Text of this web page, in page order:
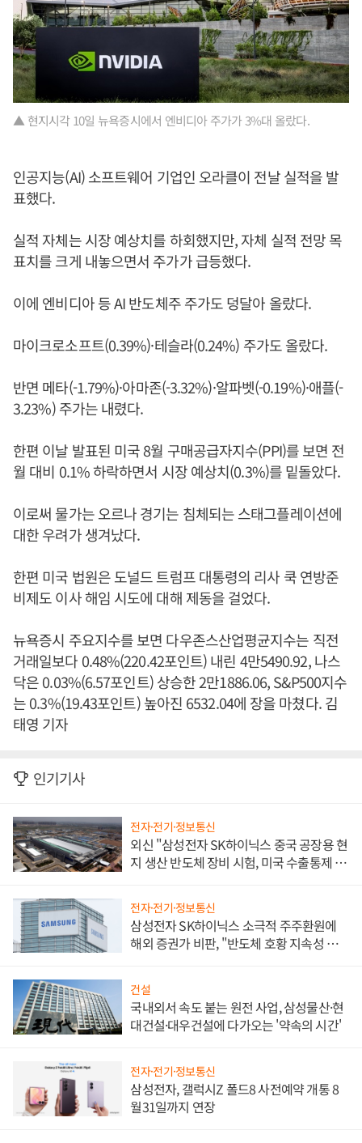
▲ 현지시각 10일 뉴욕증시에서 엔비디아 주가가 3%대 올랐다.
인공지능(AI) 소프트웨어 기업인 오라클이 전날 실적을 발
표했다.
실적 자체는 시장 예상치를 하회했지만, 자체 실적 전망 목
표치를 크게 내놓으면서 주가가 급등했다.
이에 엔비디아 등 AI 반도체주 주가도 덩달아 올랐다.
마이크로소프트(0.39%)·테슬라(0.24%) 주가도 올랐다.
반면 메타(-1.79%)·아마존(-3.32%)·알파벳(-0.19%)·애플(-
3.23%) 주가는 내렸다.
한편 이날 발표된 미국 8월 구매공급자지수(PPI)를 보면 전
월 대비 0.1% 하락하면서 시장 예상치(0.3%)를 밑돌았다.
이로써 물가는 오르나 경기는 침체되는 스태그플레이션에
대한 우려가 생겨났다.
한편 미국 법원은 도널드 트럼프 대통령의 리사 쿡 연방준
비제도 이사 해임 시도에 대해 제동을 걸었다.
뉴욕증시 주요지수를 보면 다우존스산업평균지수는 직전
거래일보다 0.48%(220.42포인트) 내린 4만5490.92, 나스
닥은 0.03%(6.57포인트) 상승한 2만1886.06, S&P500지수
는 0.3%(19.43포인트) 높아진 6532.04에 장을 마쳤다. 김
태영 기자
인기기사
전자·전기·정보통신
외신 "삼성전자 SK하이닉스 중국 공장용 현
지 생산 반도체 장비 시험, 미국 수출통제 대
전자·전기·정보통신
삼성전자 SK하이닉스 소극적 주주환원에
해외 증권가 비판, "반도체 호황 지속성 의
건설
국내외서 속도 붙는 원전 사업, 삼성물산·현
대건설·대우건설에 다가오는 '약속의 시간'
전자·전기·정보통신
삼성전자, 갤럭시Z 폴드8 사전예약 개통 8
월31일까지 연장